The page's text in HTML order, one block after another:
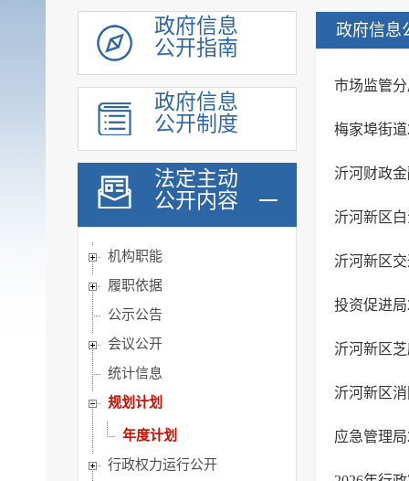
政府信息
公开指南
政府信息
公开制度
法定主动
公开内容
机构职能
履职依据
公示公告
会议公开
统计信息
规划计划
年度计划
行政权力运行公开
政府信息
市场监管
梅家埠街
沂河财政
沂河新区
沂河新区
投资促进
沂河新区
沂河新区
应急管理